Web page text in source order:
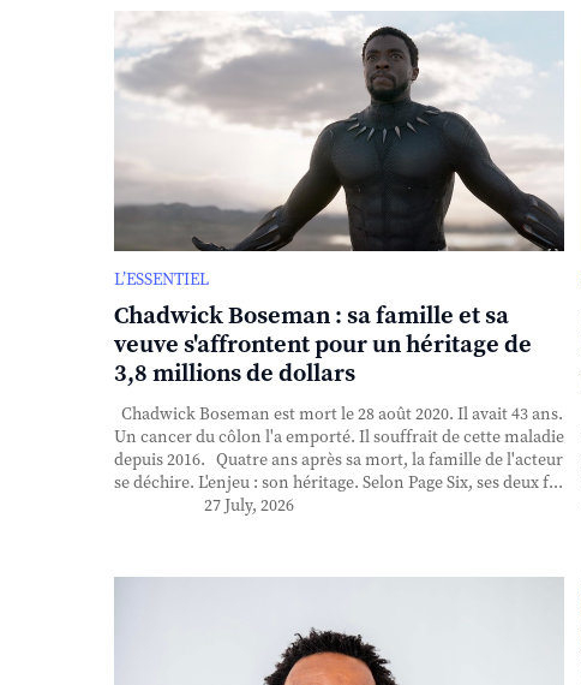
L’ESSENTIEL
Chadwick Boseman : sa famille et sa
veuve s'affrontent pour un héritage de
3,8 millions de dollars
Chadwick Boseman est mort le 28 août 2020. Il avait 43 ans.
Un cancer du côlon l'a emporté. Il souffrait de cette maladie
depuis 2016. Quatre ans après sa mort, la famille de l'acteur
se déchire. L'enjeu : son héritage. Selon Page Six, ses deux f...
27 July, 2026